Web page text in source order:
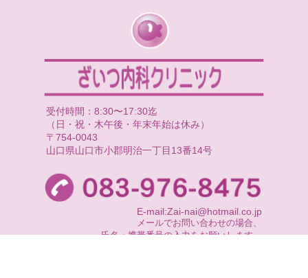
受付時間：8:30〜17:30迄
（日・祝・木午後・年末年始は休み）
〒754-0043
山口県山口市小郡明治一丁目13番14号
E-mail:Zai-nai@hotmail.co.jp
メールでお問い合わせの場合、
氏名・携帯番号の入力をお願いします。